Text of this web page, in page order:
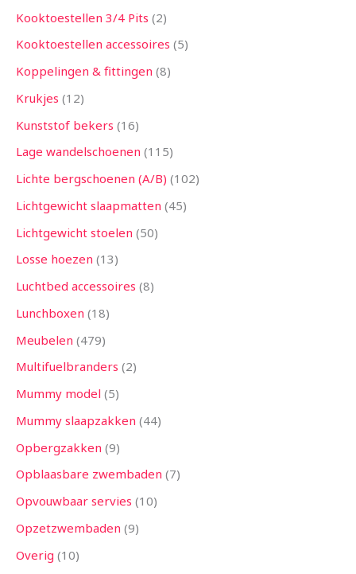
Kooktoestellen 3/4 Pits 2
Kooktoestellen accessoires 5
Koppelingen & fittingen 8
Krukjes 12
Kunststof bekers 16
Lage wandelschoenen 115
Lichte bergschoenen (A/B) 102
Lichtgewicht slaapmatten 45
Lichtgewicht stoelen 50
Losse hoezen 13
Luchtbed accessoires 8
Lunchboxen 18
Meubelen 479
Multifuelbranders 2
Mummy model 5
Mummy slaapzakken 44
Opbergzakken 9
Opblaasbare zwembaden 7
Opvouwbaar servies 10
Opzetzwembaden 9
Overig 10